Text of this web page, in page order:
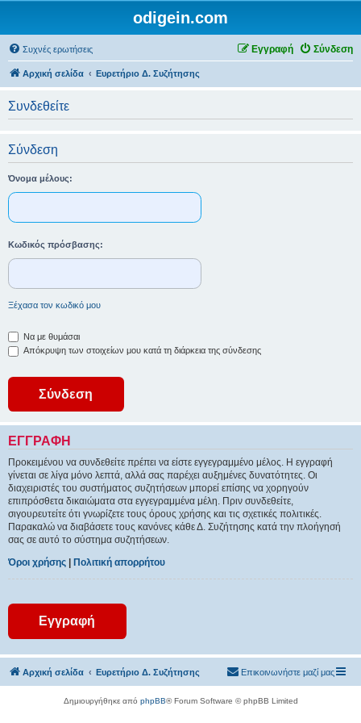
odigein.com
Συχνές ερωτήσεις Σύνδεση
Εγγραφή
Αρχική σελίδα Ευρετήριο Δ. Συζήτησης
Συνδεθείτε
Σύνδεση
Όνομα μέλους:
Κωδικός πρόσβασης:
Ξέχασα τον κωδικό μου
Να με θυμάσαι
Απόκρυψη των στοιχείων μου κατά τη διάρκεια της σύνδεσης
ΕΓΓΡΑΦΉ
Προκειμένου να συνδεθείτε πρέπει να είστε εγγεγραμμένο μέλος. Η εγγραφή
γίνεται σε λίγα μόνο λεπτά, αλλά σας παρέχει αυξημένες δυνατότητες. Οι
διαχειριστές του συστήματος συζητήσεων μπορεί επίσης να χορηγούν
επιπρόσθετα δικαιώματα στα εγγεγραμμένα μέλη. Πριν συνδεθείτε,
σιγουρευτείτε ότι γνωρίζετε τους όρους χρήσης και τις σχετικές πολιτικές.
Παρακαλώ να διαβάσετε τους κανόνες κάθε Δ. Συζήτησης κατά την πλοήγησή
σας σε αυτό το σύστημα συζητήσεων.
Όροι χρήσης
Πολιτική απορρήτου
Εγγραφή
Αρχική σελίδα Ευρετήριο Δ. Συζήτησης Επικοινωνήστε μαζί μας
Δημιουργήθηκε από phpBB® Forum Software © phpBB Limited